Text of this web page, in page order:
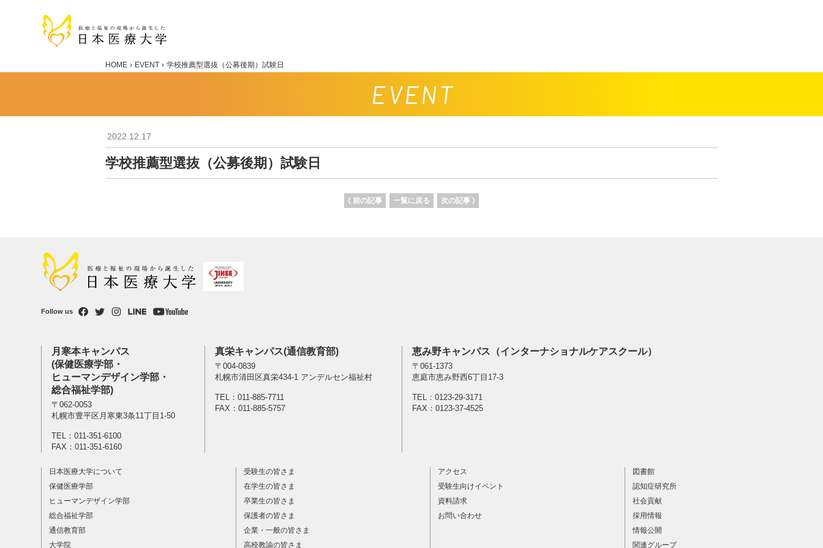
HOME EVENT 学校推薦型選抜（公募後期）試験日
EVENT
2022.12.17
学校推薦型選抜（公募後期）試験日
⟨ 前の記事 一覧に戻る 次の記事 ⟩
Follow us
月寒本キャンパス
(保健医療学部・
ヒューマンデザイン学部・
総合福祉学部)
〒062-0053
札幌市豊平区月寒東3条11丁目1-50
TEL：011-351-6100
FAX：011-351-6160
真栄キャンパス(通信教育部)
〒004-0839
札幌市清田区真栄434-1 アンデルセン福祉村
TEL：011-885-7711
FAX：011-885-5757
恵み野キャンパス（インターナショナルケアスクール）
〒061-1373
恵庭市恵み野西6丁目17-3
TEL：0123-29-3171
FAX：0123-37-4525
日本医療大学について
保健医療学部
ヒューマンデザイン学部
総合福祉学部
通信教育部
大学院
受験生の皆さま
在学生の皆さま
卒業生の皆さま
保護者の皆さま
企業・一般の皆さま
高校教諭の皆さま
アクセス
受験生向けイベント
資料請求
お問い合わせ
図書館
認知症研究所
社会貢献
採用情報
情報公開
関連グループ